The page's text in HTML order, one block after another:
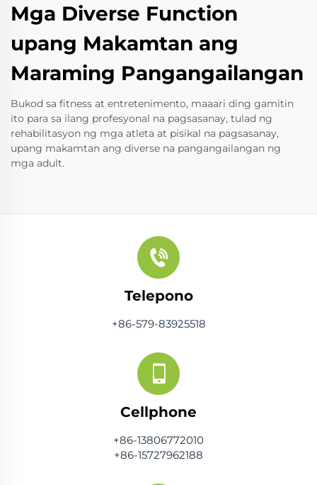
Mga Diverse Function
upang Makamtan ang
Maraming Pangangailangan
Bukod sa fitness at entretenimento, maaari ding gamitin
ito para sa ilang profesyonal na pagsasanay, tulad ng
rehabilitasyon ng mga atleta at pisikal na pagsasanay,
upang makamtan ang diverse na pangangailangan ng
mga adult.
Telepono
+86-579-83925518
Cellphone
+86-13806772010
+86-15727962188